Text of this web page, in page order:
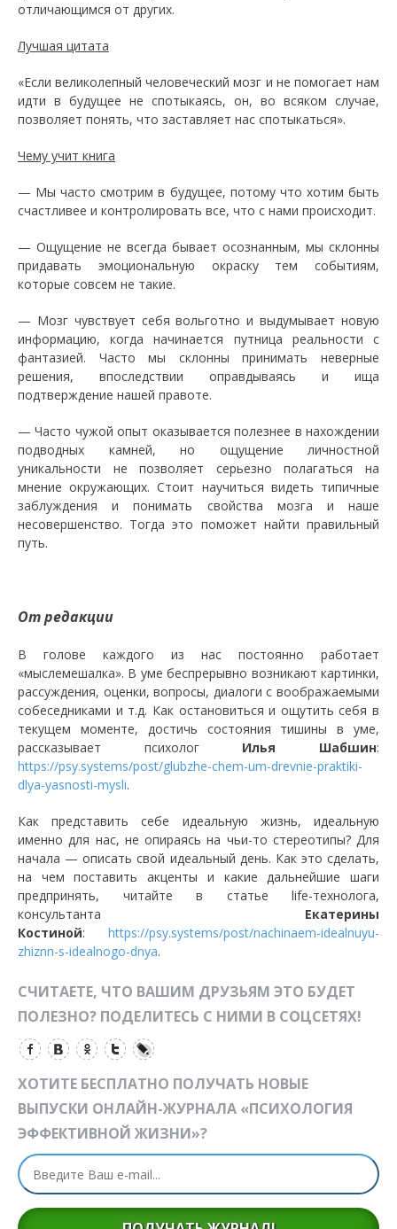
отличающимся от других.
Лучшая цитата
«Если великолепный человеческий мозг и не помогает нам
идти в будущее не спотыкаясь, он, во всяком случае,
позволяет понять, что заставляет нас спотыкаться».
Чему учит книга
— Мы часто смотрим в будущее, потому что хотим быть
счастливее и контролировать все, что с нами происходит.
— Ощущение не всегда бывает осознанным, мы склонны
придавать эмоциональную окраску тем событиям,
которые совсем не такие.
— Мозг чувствует себя вольготно и выдумывает новую
информацию, когда начинается путница реальности с
фантазией. Часто мы склонны принимать неверные
решения, впоследствии оправдываясь и ища
подтверждение нашей правоте.
— Часто чужой опыт оказывается полезнее в нахождении
подводных камней, но ощущение личностной
уникальности не позволяет серьезно полагаться на
мнение окружающих. Стоит научиться видеть типичные
заблуждения и понимать свойства мозга и наше
несовершенство. Тогда это поможет найти правильный
путь.
От редакции
В голове каждого из нас постоянно работает
«мыслемешалка». В уме беспрерывно возникают картинки,
рассуждения, оценки, вопросы, диалоги с воображаемыми
собеседниками и т.д. Как остановиться и ощутить себя в
текущем моменте, достичь состояния тишины в уме,
рассказывает психолог Илья Шабшин:
https://psy.systems/post/glubzhe-chem-um-drevnie-praktiki-
dlya-yasnosti-mysli.
Как представить себе идеальную жизнь, идеальную
именно для нас, не опираясь на чьи-то стереотипы? Для
начала — описать свой идеальный день. Как это сделать,
на чем поставить акценты и какие дальнейшие шаги
предпринять, читайте в статье life-технолога,
консультанта Екатерины
Костиной: https://psy.systems/post/nachinaem-idealnuyu-
zhiznn-s-idealnogo-dnya.
СЧИТАЕТЕ, ЧТО ВАШИМ ДРУЗЬЯМ ЭТО БУДЕТ
ПОЛЕЗНО? ПОДЕЛИТЕСЬ С НИМИ В СОЦСЕТЯХ!
ХОТИТЕ БЕСПЛАТНО ПОЛУЧАТЬ НОВЫЕ
ВЫПУСКИ ОНЛАЙН-ЖУРНАЛА «ПСИХОЛОГИЯ
ЭФФЕКТИВНОЙ ЖИЗНИ»?